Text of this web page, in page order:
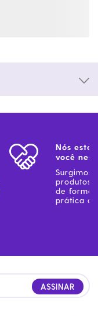
Nós
você
Surgimos
produtos
de forma
prática
ASSINAR